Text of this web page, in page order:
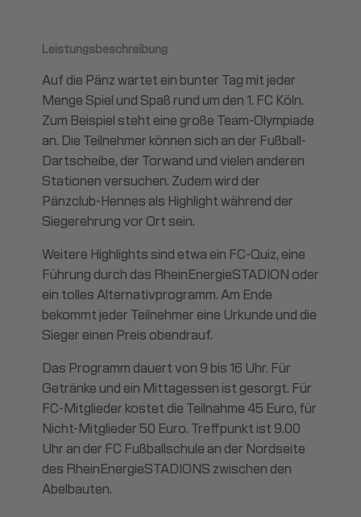
Leistungsbeschreibung
Auf die Pänz wartet ein bunter Tag mit jeder
Menge Spiel und Spaß rund um den 1. FC Köln.
Zum Beispiel steht eine große Team-Olympiade
an. Die Teilnehmer können sich an der Fußball-
Dartscheibe, der Torwand und vielen anderen
Stationen versuchen. Zudem wird der
Pänzclub-Hennes als Highlight während der
Siegerehrung vor Ort sein.
Weitere Highlights sind etwa ein FC-Quiz, eine
Führung durch das RheinEnergieSTADION oder
ein tolles Alternativprogramm. Am Ende
bekommt jeder Teilnehmer eine Urkunde und die
Sieger einen Preis obendrauf.
Das Programm dauert von 9 bis 16 Uhr. Für
Getränke und ein Mittagessen ist gesorgt. Für
FC-Mitglieder kostet die Teilnahme 45 Euro, für
Nicht-Mitglieder 50 Euro. Treffpunkt ist 9.00
Uhr an der FC Fußballschule an der Nordseite
des RheinEnergieSTADIONS zwischen den
Abelbauten.